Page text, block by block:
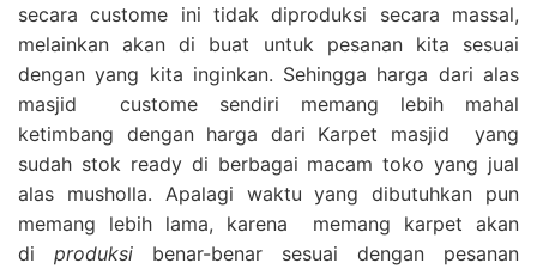
secara custome ini tidak diproduksi secara massal,
melainkan akan di buat untuk pesanan kita sesuai
dengan yang kita inginkan. Sehingga harga dari alas
masjid custome sendiri memang lebih mahal
ketimbang dengan harga dari Karpet masjid yang
sudah stok ready di berbagai macam toko yang jual
alas musholla. Apalagi waktu yang dibutuhkan pun
memang lebih lama, karena memang karpet akan
di produksi benar-benar sesuai dengan pesanan